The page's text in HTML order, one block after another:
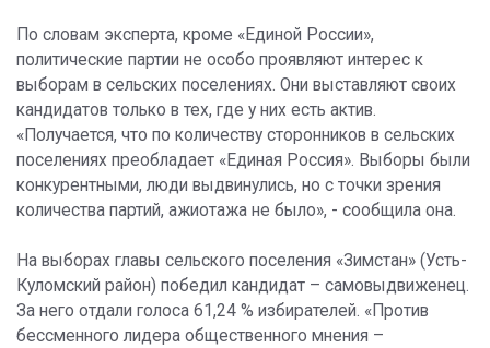
По словам эксперта, кроме «Единой России»,
политические партии не особо проявляют интерес к
выборам в сельских поселениях. Они выставляют своих
кандидатов только в тех, где у них есть актив.
«Получается, что по количеству сторонников в сельских
поселениях преобладает «Единая Россия». Выборы были
конкурентными, люди выдвинулись, но с точки зрения
количества партий, ажиотажа не было», - сообщила она.
На выборах главы сельского поселения «Зимстан» (Усть-
Куломский район) победил кандидат – самовыдвиженец.
За него отдали голоса 61,24 % избирателей. «Против
бессменного лидера общественного мнения –